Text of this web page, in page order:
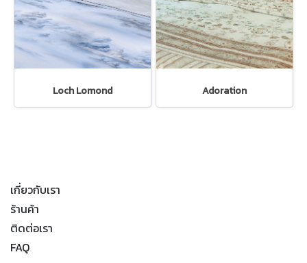
Loch Lomond Adoration
เกี่ยวกับเรา
ร้านค้า
ติดต่อเรา
FAQ